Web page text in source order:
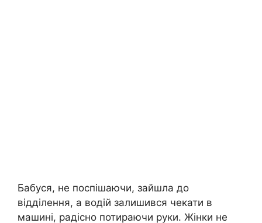
Бабуся, не поспішаючи, зайшла до
відділення, а водій залишився чекати в
машині, радісно потираючи руки. Жінки не